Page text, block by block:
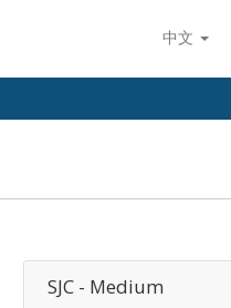
中文
SJC - Medium